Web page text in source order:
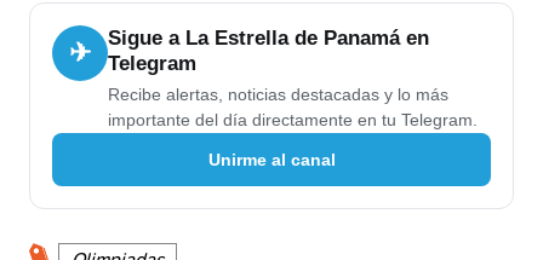
✈
Sigue a La Estrella de Panamá en
Telegram
Recibe alertas, noticias destacadas y lo más
importante del día directamente en tu Telegram.
Unirme al canal